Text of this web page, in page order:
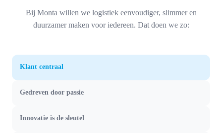
Bij Monta willen we logistiek eenvoudiger, slimmer en
duurzamer maken voor iedereen. Dat doen we zo:
Klant centraal
Gedreven door passie
Innovatie is de sleutel